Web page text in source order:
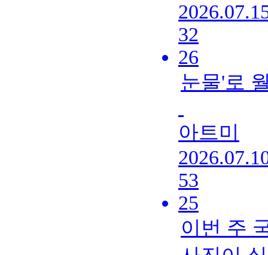
32
26
눈물'로
아트미
53
25
이번 주